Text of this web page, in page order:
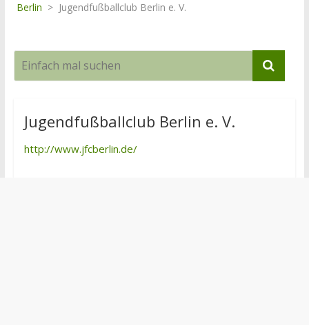
Berlin > Jugendfußballclub Berlin e. V.
Jugendfußballclub Berlin e. V.
http://www.jfcberlin.de/